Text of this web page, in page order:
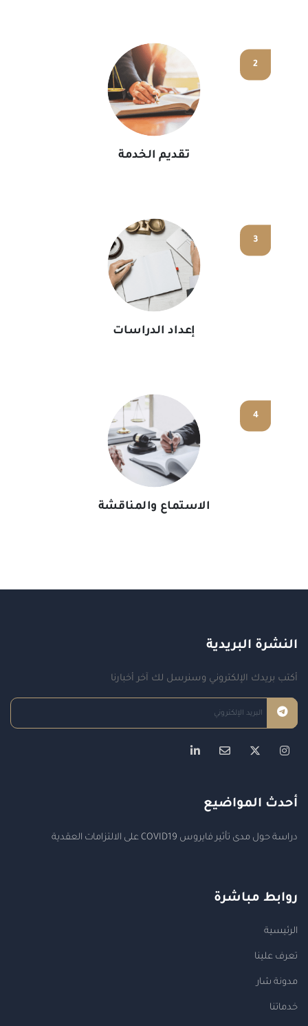
2
تقديم الخدمة
3
إعداد الدراسات
4
الاستماع والمناقشة
النشرة البريدية
أكتب بريدك الإلكتروني وسنرسل لك آخر أخبارنا
أحدث المواضيع
دراسة حول مدى تأثير فايروس COVID19 على الالتزامات العقدية
روابط مباشرة
الرئيسية
تعرف علينا
مدونة شار
خدماتنا